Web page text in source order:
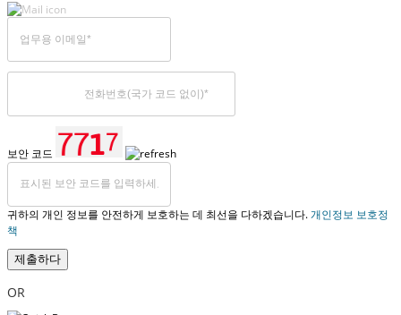
보안 코드
귀하의 개인 정보를 안전하게 보호하는 데 최선을 다하겠습니다.개인정보 보호정
책
제출하다
OR